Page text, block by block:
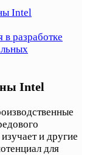
Intel
в разработке
Intel
и другие
для